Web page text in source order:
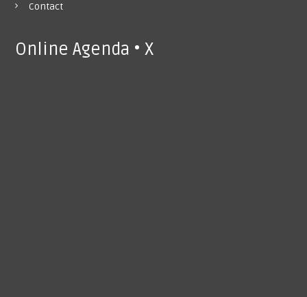
Contact
Online Agenda • X